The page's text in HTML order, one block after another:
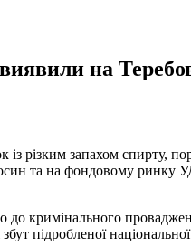
на
із різким запахом
та на фондовому
кримінального
підробленої